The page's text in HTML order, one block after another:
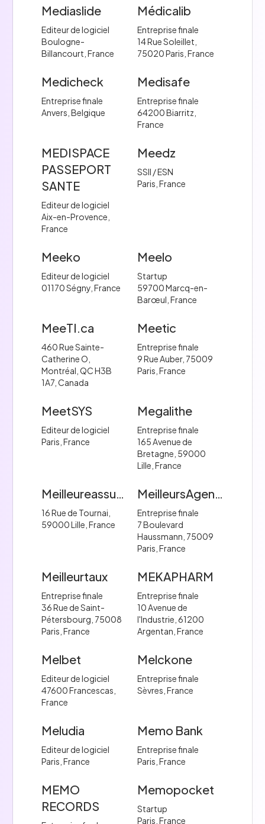
Mediaslide
Editeur de logiciel
Boulogne-
Billancourt, France
Médicalib
Entreprise finale
14 Rue Soleillet,
75020 Paris, France
Medicheck
Entreprise finale
Anvers, Belgique
Medisafe
Entreprise finale
64200 Biarritz,
France
MEDISPACE
PASSEPORT
SANTE
Editeur de logiciel
Aix-en-Provence,
France
Meedz
SSII / ESN
Paris, France
Meeko
Editeur de logiciel
01170 Ségny, France
Meelo
Startup
59700 Marcq-en-
Barœul, France
MeeTI.ca
460 Rue Sainte-
Catherine O,
Montréal, QC H3B
1A7, Canada
Meetic
Entreprise finale
9 Rue Auber, 75009
Paris, France
MeetSYS
Editeur de logiciel
Paris, France
Megalithe
Entreprise finale
165 Avenue de
Bretagne, 59000
Lille, France
Meilleureassurance
16 Rue de Tournai,
59000 Lille, France
MeilleursAgents
Entreprise finale
7 Boulevard
Haussmann, 75009
Paris, France
Meilleurtaux
Entreprise finale
36 Rue de Saint-
Pétersbourg, 75008
Paris, France
MEKAPHARM
Entreprise finale
10 Avenue de
l'Industrie, 61200
Argentan, France
Melbet
Editeur de logiciel
47600 Francescas,
France
Melckone
Entreprise finale
Sèvres, France
Meludia
Editeur de logiciel
Paris, France
Memo Bank
Entreprise finale
Paris, France
MEMO
RECORDS
Memopocket
Startup
Paris, France